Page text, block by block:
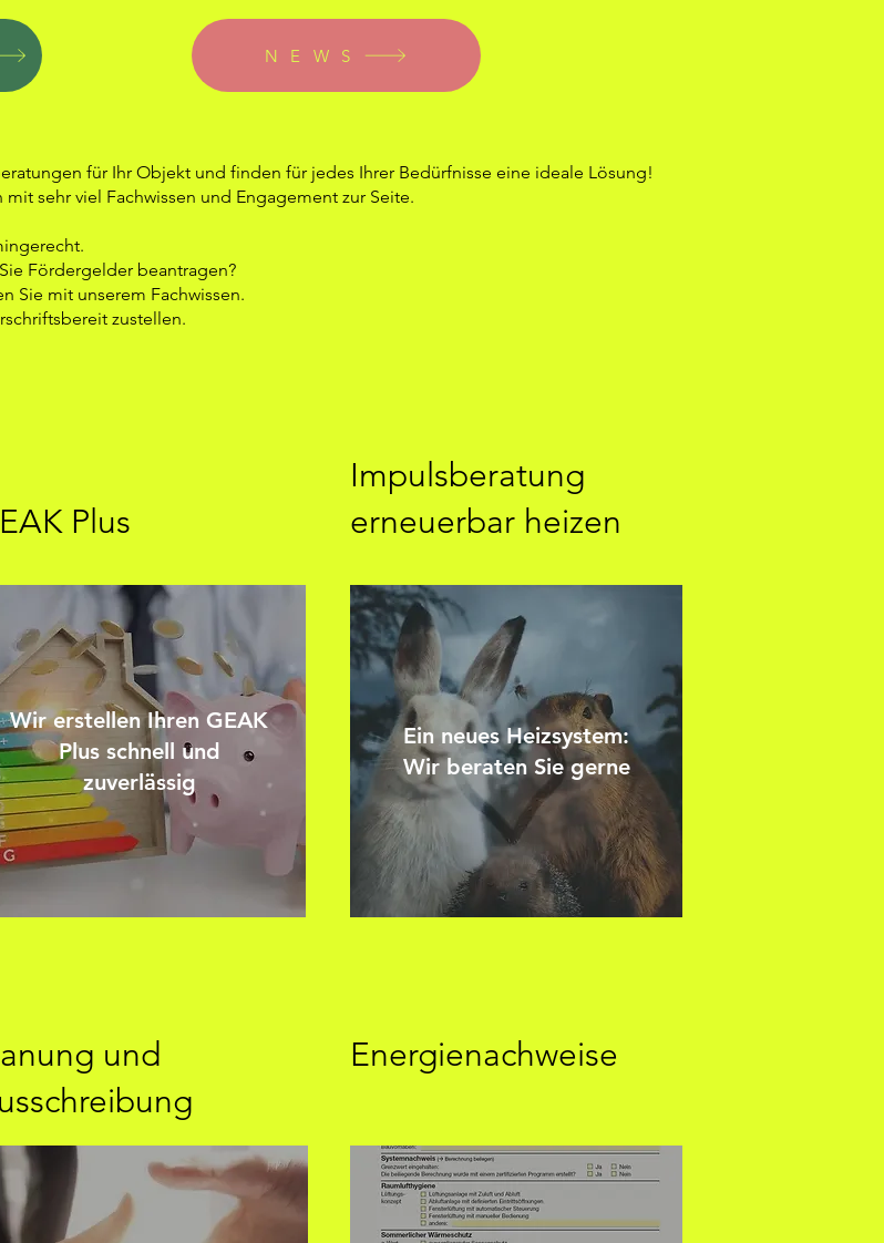
N E W S
für Ihr Objekt und finden für jedes Ihrer Bedürfnisse eine ideale Lösung!
sehr viel Fachwissen und Engagement zur Seite.
Fördergelder beantragen?
Sie mit unserem Fachwissen.
zustellen.
Plus
Impulsberatung
erneuerbar heizen
Wir erstellen Ihren GEAK
Plus schnell und
zuverlässig
Ein neues Heizsystem:
Wir beraten Sie gerne
und
Energienachweise